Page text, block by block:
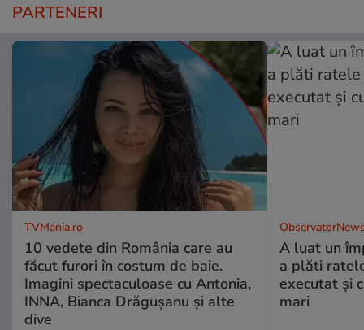
PARTENERI
TVMania.ro
10 vedete din România care au
făcut furori în costum de baie.
Imagini spectaculoase cu Antonia,
INNA, Bianca Drăgușanu și alte
dive
A luat un
a plăti
executat şi
mari